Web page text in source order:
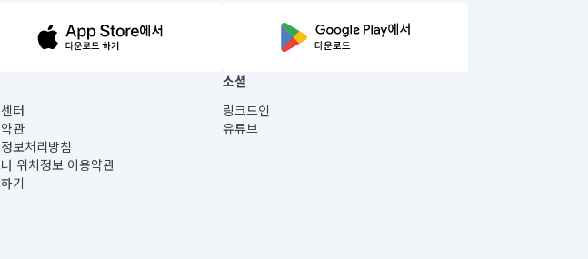
터
관
보처리방침
위치정보 이용약관
기
소셜
링크드인
유튜브